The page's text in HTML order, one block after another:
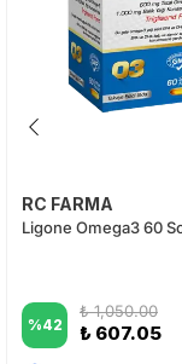
RC FARMA
Ligone Omega3 60
%42
₺ 1,050.00
₺ 607.05